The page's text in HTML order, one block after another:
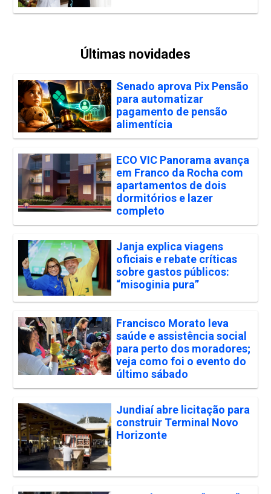
Últimas novidades
Senado aprova Pix Pensão
para automatizar
pagamento de pensão
alimentícia
ECO VIC Panorama avança
em Franco da Rocha com
apartamentos de dois
dormitórios e lazer
completo
Janja explica viagens
oficiais e rebate críticas
sobre gastos públicos:
“misoginia pura”
Francisco Morato leva
saúde e assistência social
para perto dos moradores;
veja como foi o evento do
último sábado
Jundiaí abre licitação para
construir Terminal Novo
Horizonte